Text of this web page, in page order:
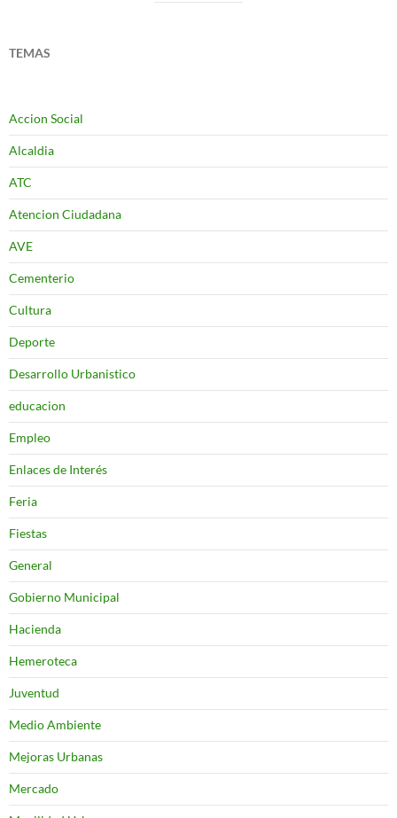
TEMAS
Accion Social
Alcaldia
ATC
Atencion Ciudadana
AVE
Cementerio
Cultura
Deporte
Desarrollo Urbanistico
educacion
Empleo
Enlaces de Interés
Feria
Fiestas
General
Gobierno Municipal
Hacienda
Hemeroteca
Juventud
Medio Ambiente
Mejoras Urbanas
Mercado